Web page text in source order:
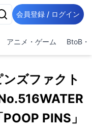
会員登録 / ログイン
アニメ・ゲーム BtoB・
ズファクト
PINS」